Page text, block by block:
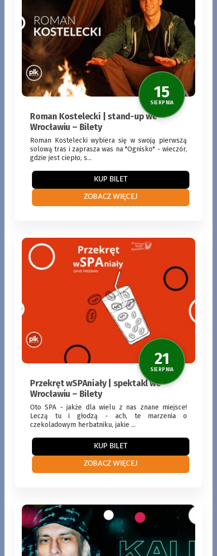
SIERPNIA
KUP BILET
ZOBACZ WIĘCEJ
KUP BILET
ZOBACZ WIĘCEJ
Roman Kostelecki | stand-up we
Wrocławiu – Bilety
Roman Kostelecki wybiera się w swoją pierwszą
solową tras i zaprasza was na "Ognisko" - wieczór,
gdzie jest ciepło, s...
Przekręt wSPAniały | spektakl we
Wrocławiu – Bilety
Oto SPA - jakże dla wielu z nas znane miejsce!
Leczą tu i głodzą - ach, te marzenia o
czekoladowym herbatniku, jakie ...